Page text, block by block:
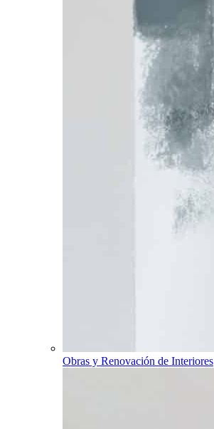
Obras y Renovación de Interiores